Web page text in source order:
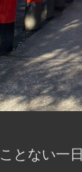
とない一